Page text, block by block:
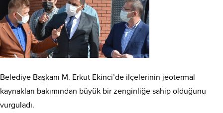
Belediye Başkanı M. Erkut Ekinci’de ilçelerinin jeotermal
kaynakları bakımından büyük bir zenginliğe sahip olduğunu
vurguladı.